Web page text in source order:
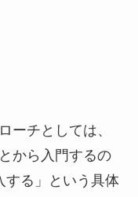
ーチとしては、
から入門するの
する」という具体